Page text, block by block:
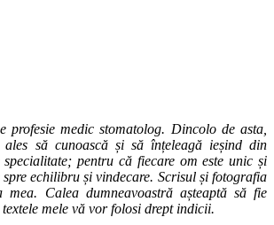
profesie medic stomatolog. Dincolo de asta,
să cunoască și să înțeleagă ieșind din
pentru că fiecare om este unic și
echilibru și vindecare. Scrisul și fotografia
Calea dumneavoastră așteaptă să fie
mele vă vor folosi drept indicii.